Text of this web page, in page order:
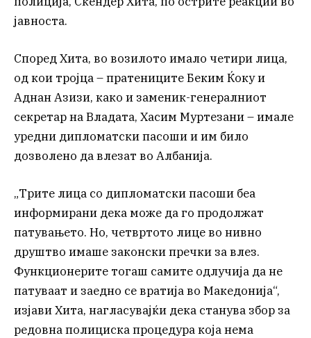
јавноста.
Според Хита, во возилото имало четири лица,
од кои тројца – пратениците Беким Ќоку и
Аднан Азизи, како и заменик-генералниот
секретар на Владата, Хасим Муртезани – имале
уредни дипломатски пасоши и им било
дозволено да влезат во Албанија.
„Трите лица со дипломатски пасоши беа
информирани дека може да го продолжат
патувањето. Но, четвртото лице во нивно
друштво имаше законски пречки за влез.
Функционерите тогаш самите одлучија да не
патуваат и заедно се вратија во Македонија“,
изјави Хита, нагласувајќи дека станува збор за
редовна полициска процедура која нема